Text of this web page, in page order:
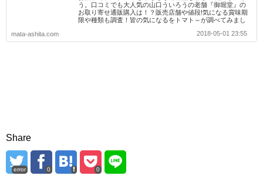
う。口コミでも大人気の山口ういろうの老舗『御堀堂』の
お取り寄せ通販購入は！？販売店舗や値段!気になる賞味期
限や種類も調査！皆の気になるをトマト～が調べてみまし
mata-ashita.com
2018-05-01 23:55
Share
error 0 0